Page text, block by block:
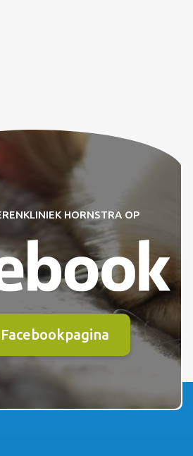
HORNSTRA OP